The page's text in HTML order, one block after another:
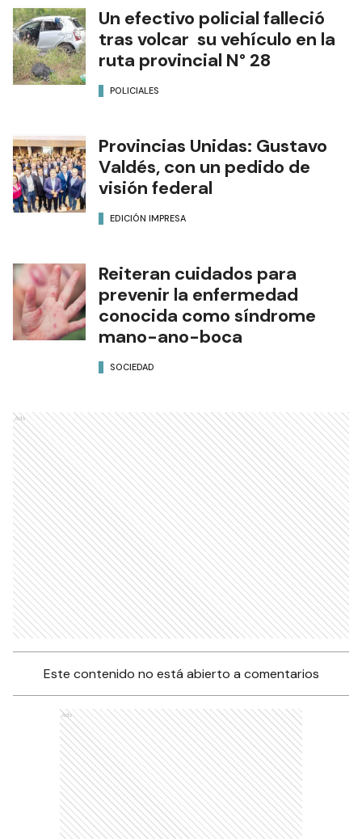
Un efectivo policial falleció
tras volcar su vehículo en la
ruta provincial N° 28
POLICIALES
Provincias Unidas: Gustavo
Valdés, con un pedido de
visión federal
EDICIÓN IMPRESA
Reiteran cuidados para
prevenir la enfermedad
conocida como síndrome
mano-ano-boca
SOCIEDAD
Ads
Este contenido no está abierto a comentarios
Ads